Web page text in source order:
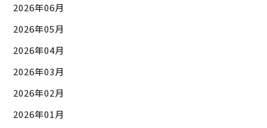
2026年06月
2026年05月
2026年04月
2026年03月
2026年02月
2026年01月